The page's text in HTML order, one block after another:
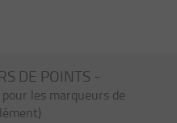
DE POINTS -
les marqueurs de